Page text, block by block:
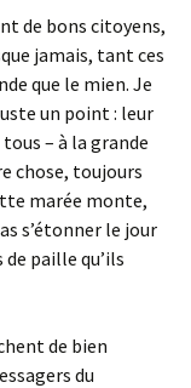
de bons citoyens,
jamais, tant ces
que le mien. Je
un point : leur
– à la grande
chose, toujours
marée monte,
s’étonner le jour
paille qu’ils
de bien
du